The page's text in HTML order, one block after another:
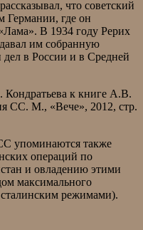
что советский
Германии, где он
В 1934 году Рерих
им собранную
в России и в Средней
к книге А.В.
СС. М., «Вече», 2012, стр.
упоминаются также
операций по
и овладению этими
максимального
режимами).